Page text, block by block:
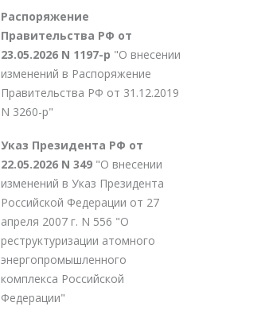
Распоряжение
Правительства РФ от
23.05.2026 N 1197-р "О внесении
изменений в Распоряжение
Правительства РФ от 31.12.2019
N 3260-р"
Указ Президента РФ от
22.05.2026 N 349 "О внесении
изменений в Указ Президента
Российской Федерации от 27
апреля 2007 г. N 556 "О
реструктуризации атомного
энергопромышленного
комплекса Российской
Федерации"